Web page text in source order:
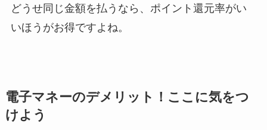
どうせ同じ金額を払うなら、ポイント還元率がい
いほうがお得ですよね。
電子マネーのデメリット！ここに気をつ
けよう